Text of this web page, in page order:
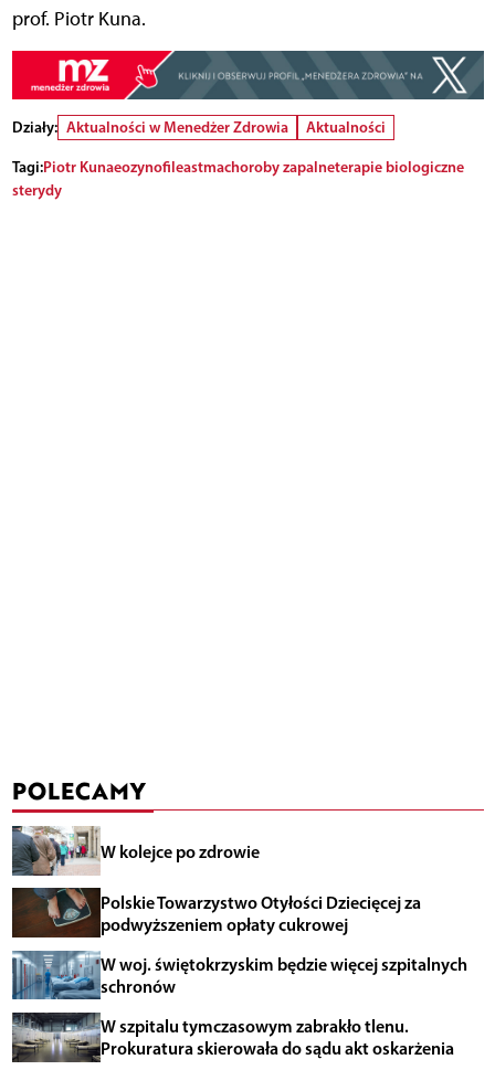
prof. Piotr Kuna.
Działy: Aktualności w Menedżer Zdrowia
Aktualności
Tagi:Piotr Kunaeozynofileastmachoroby zapalneterapie biologiczne
sterydy
POLECAMY
W kolejce po zdrowie
Polskie Towarzystwo Otyłości Dziecięcej za
podwyższeniem opłaty cukrowej
W woj. świętokrzyskim będzie więcej szpitalnych
schronów
W szpitalu tymczasowym zabrakło tlenu.
Prokuratura skierowała do sądu akt oskarżenia